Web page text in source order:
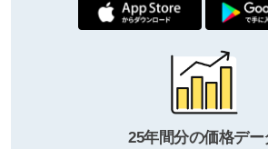
25年間分の価格デー